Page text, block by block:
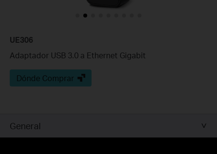
UE306
Adaptador USB 3.0 a Ethernet Gigabit
Dónde Comprar
General